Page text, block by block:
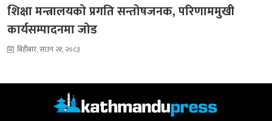
शिक्षा मन्त्रालयको प्रगति सन्तोषजनक, परिणाममुखी
कार्यसम्पादनमा जोड
बिहीबार, साउन २१, २०८३